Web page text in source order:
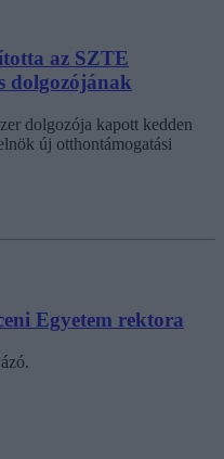
az SZTE
dolgozójának
dolgozója kapott kedden
új otthontámogatási
Egyetem rektora